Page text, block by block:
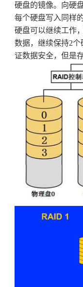
硬盘的镜像。向硬
每个硬盘写入同样
硬盘可以继续工作
数据，继续保持2个
证数据安全，但是